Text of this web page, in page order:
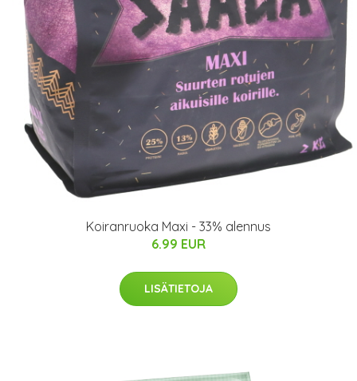
Koiranruoka Maxi - 33% alennus
6.99 EUR
LISÄTIETOJA